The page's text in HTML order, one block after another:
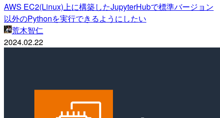
AWS EC2(Linux)上に構築したJupyterHubで標準バージョン
以外のPythonを実行できるようにしたい
荒木智仁
2024.02.22